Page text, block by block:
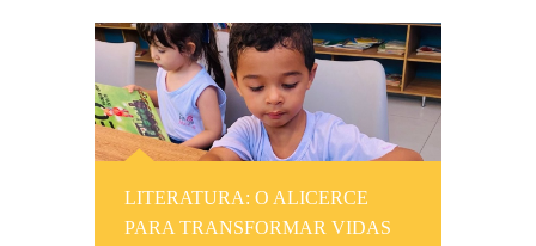
LITERATURA: O ALICERCE
PARA TRANSFORMAR VIDAS